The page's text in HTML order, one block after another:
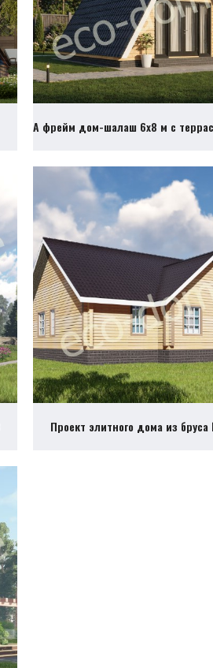
А фрейм дом-шалаш 6х8 м с
Проект элитного дома из